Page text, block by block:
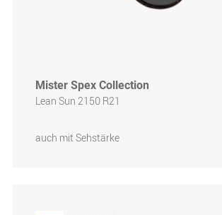
Mister Spex Collection
Lean Sun 2150 R21
auch mit Sehstärke